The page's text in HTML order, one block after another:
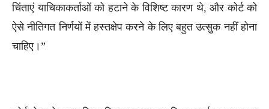
चिंताएं याचिकाकर्ताओं को हटाने के विशिष्ट कारण थे, और कोर्ट को
ऐसे नीतिगत निर्णयों में हस्तक्षेप करने के लिए बहुत उत्सुक नहीं होना
चाहिए।”